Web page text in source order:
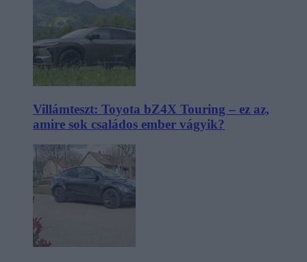
Villámteszt: Toyota bZ4X Touring – ez az,
amire sok családos ember vágyik?